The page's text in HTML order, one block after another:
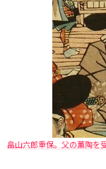
畠山六郎重保。父の薫陶を